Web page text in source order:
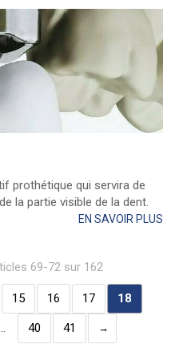
prothétique qui servira de
la partie visible de la dent.
EN SAVOIR PLUS
69-72 sur 162
15 16 17 18
40 41